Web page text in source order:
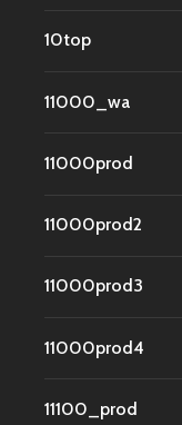
10top
11000_wa
11000prod
11000prod2
11000prod3
11000prod4
11100_prod